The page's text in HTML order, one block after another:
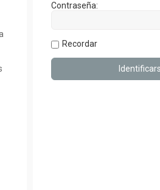
Contraseña:
Recordar